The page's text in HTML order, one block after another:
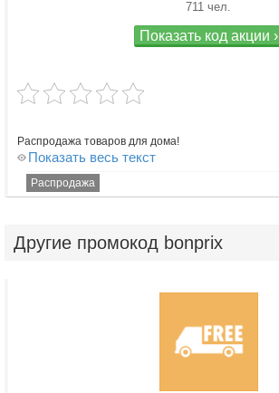
711 чел.
Показать код акции ›
Распродажа товаров для дома!
Показать весь текст
Распродажа
Другие промокод bonprix